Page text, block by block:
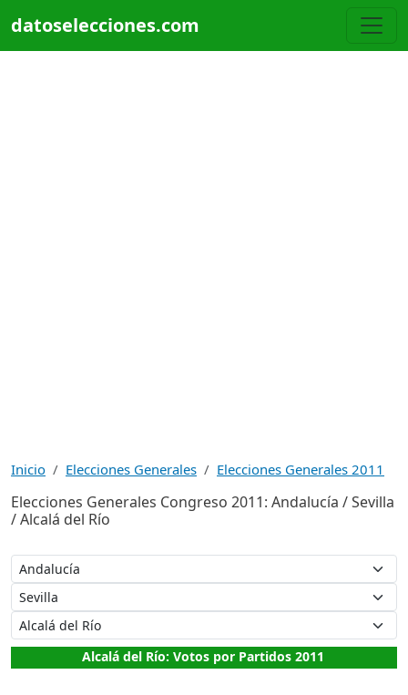
datoselecciones.com
Inicio Elecciones Generales Elecciones Generales 2011
Elecciones Generales Congreso 2011: Andalucía / Sevilla
/ Alcalá del Río
Alcalá del Río: Votos por Partidos 2011